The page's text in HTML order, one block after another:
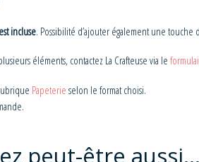
incluse. Possibilité d’ajouter également une
éléments, contactez La Crafteuse via le
Papeterie selon le format choisi.
peut-être aussi…